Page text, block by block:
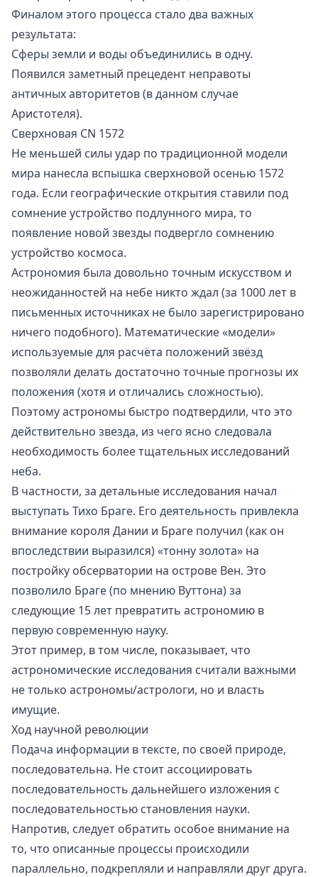
Финалом этого процесса стало два важных
результата:
Сферы земли и воды объединились в одну.
Появился заметный прецедент неправоты
античных авторитетов (в данном случае
Аристотеля).
Сверхновая CN 1572
Не меньшей силы удар по традиционной модели
мира нанесла вспышка сверхновой осенью 1572
года. Если географические открытия ставили под
сомнение устройство подлунного мира, то
появление новой звезды подвергло сомнению
устройство космоса.
Астрономия была довольно точным искусством и
неожиданностей на небе никто ждал (за 1000 лет в
письменных источниках не было зарегистрировано
ничего подобного). Математические «модели»
используемые для расчёта положений звёзд
позволяли делать достаточно точные прогнозы их
положения (хотя и отличались сложностью).
Поэтому астрономы быстро подтвердили, что это
действительно звезда, из чего ясно следовала
необходимость более тщательных исследований
неба.
В частности, за детальные исследования начал
выступать Тихо Браге. Его деятельность привлекла
внимание короля Дании и Браге получил (как он
впоследствии выразился) «тонну золота» на
постройку обсерватории на острове Вен. Это
позволило Браге (по мнению Вуттона) за
следующие 15 лет превратить астрономию в
первую современную науку.
Этот пример, в том числе, показывает, что
астрономические исследования считали важными
не только астрономы/астрологи, но и власть
имущие.
Ход научной революции
Подача информации в тексте, по своей природе,
последовательна. Не стоит ассоциировать
последовательность дальнейшего изложения с
последовательностью становления науки.
Напротив, следует обратить особое внимание на
то, что описанные процессы происходили
параллельно, подкрепляли и направляли друг друга.